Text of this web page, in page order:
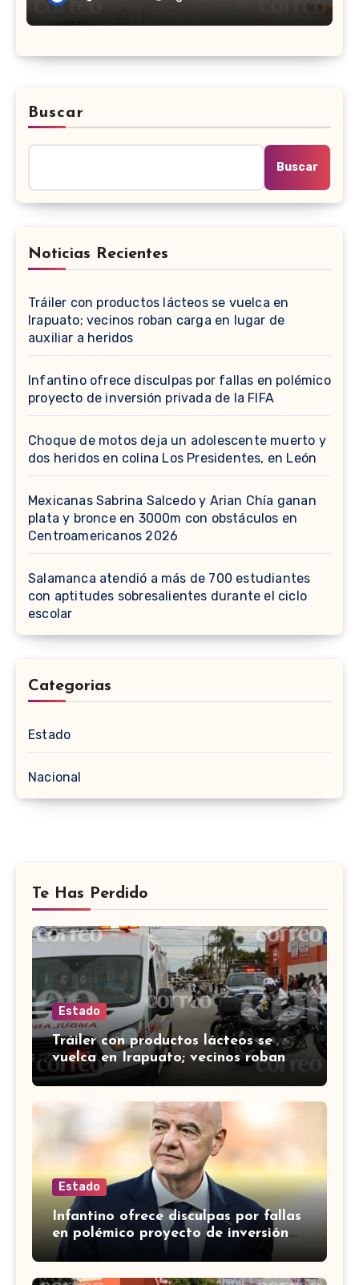
Buscar
Buscar
Noticias Recientes
Tráiler con productos lácteos se vuelca en
Irapuato; vecinos roban carga en lugar de
auxiliar a heridos
Infantino ofrece disculpas por fallas en polémico
proyecto de inversión privada de la FIFA
Choque de motos deja un adolescente muerto y
dos heridos en colina Los Presidentes, en León
Mexicanas Sabrina Salcedo y Arian Chía ganan
plata y bronce en 3000m con obstáculos en
Centroamericanos 2026
Salamanca atendió a más de 700 estudiantes
con aptitudes sobresalientes durante el ciclo
escolar
Categorias
Estado
Nacional
Te Has Perdido
Estado
Tráiler con productos lácteos se
vuelca en Irapuato; vecinos roban
carga en lugar de auxiliar a heridos
Estado
Infantino ofrece disculpas por fallas
en polémico proyecto de inversión
privada de la FIFA